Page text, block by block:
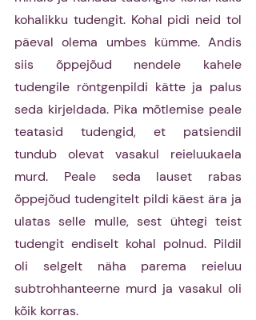
kohalikku tudengit. Kohal pidi neid tol
päeval olema umbes kümme. Andis
siis õppejõud nendele kahele
tudengile röntgenpildi kätte ja palus
seda kirjeldada. Pika mõtlemise peale
teatasid tudengid, et patsiendil
tundub olevat vasakul reieluukaela
murd. Peale seda lauset rabas
õppejõud tudengitelt pildi käest ära ja
ulatas selle mulle, sest ühtegi teist
tudengit endiselt kohal polnud. Pildil
oli selgelt näha parema reieluu
subtrohhanteerne murd ja vasakul oli
kõik korras.